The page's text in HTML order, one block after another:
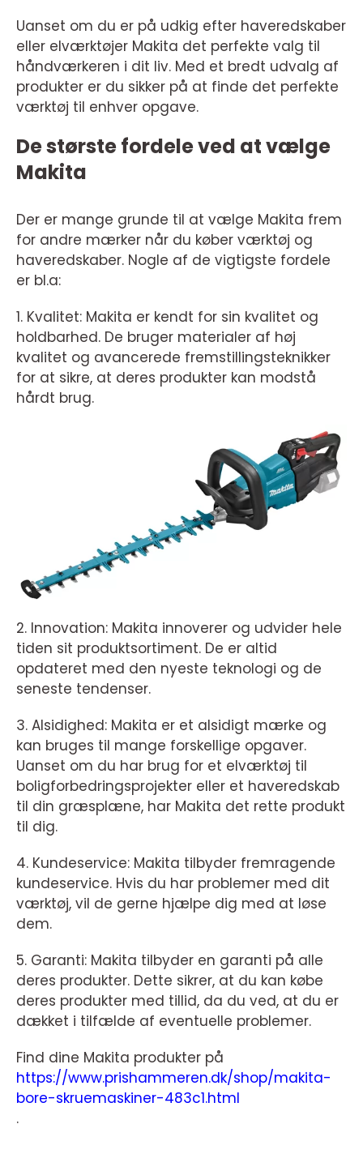
Uanset om du er på udkig efter haveredskaber
eller elværktøjer Makita det perfekte valg til
håndværkeren i dit liv. Med et bredt udvalg af
produkter er du sikker på at finde det perfekte
værktøj til enhver opgave.
De største fordele ved at vælge
Makita
Der er mange grunde til at vælge Makita frem
for andre mærker når du køber værktøj og
haveredskaber. Nogle af de vigtigste fordele
er bl.a:
1. Kvalitet: Makita er kendt for sin kvalitet og
holdbarhed. De bruger materialer af høj
kvalitet og avancerede fremstillingsteknikker
for at sikre, at deres produkter kan modstå
hårdt brug.
2. Innovation: Makita innoverer og udvider hele
tiden sit produktsortiment. De er altid
opdateret med den nyeste teknologi og de
seneste tendenser.
3. Alsidighed: Makita er et alsidigt mærke og
kan bruges til mange forskellige opgaver.
Uanset om du har brug for et elværktøj til
boligforbedringsprojekter eller et haveredskab
til din græsplæne, har Makita det rette produkt
til dig.
4. Kundeservice: Makita tilbyder fremragende
kundeservice. Hvis du har problemer med dit
værktøj, vil de gerne hjælpe dig med at løse
dem.
5. Garanti: Makita tilbyder en garanti på alle
deres produkter. Dette sikrer, at du kan købe
deres produkter med tillid, da du ved, at du er
dækket i tilfælde af eventuelle problemer.
Find dine Makita produkter på
https://www.prishammeren.dk/shop/makita-
bore-skruemaskiner-483c1.html
.